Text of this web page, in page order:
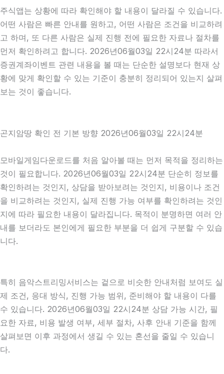
주식앱는 상황에 따라 확인해야 할 내용이 달라질 수 있습니다.
어떤 사람은 빠른 안내를 원하고, 어떤 사람은 조건을 비교하려
고 하며, 또 다른 사람은 실제 진행 전에 필요한 자료나 절차를
먼저 확인하려고 합니다. 2026년06월03일 22시24분 따라서
증권계좌이벤트 관련 내용을 볼 때는 단순한 설명보다 현재 상
황에 맞게 확인할 수 있는 기준이 충분히 정리되어 있는지 살펴
보는 것이 좋습니다.
곤지암땅 확인 전 기본 방향 2026년06월03일 22시24분
모바일게임다운로드를 처음 알아볼 때는 먼저 목적을 정리하는
것이 필요합니다. 2026년06월03일 22시24분 단순히 정보를
확인하려는 것인지, 상담을 받아보려는 것인지, 비용이나 조건
을 비교하려는 것인지, 실제 진행 가능 여부를 확인하려는 것인
지에 따라 필요한 내용이 달라집니다. 목적이 분명하면 여러 안
내를 보더라도 본인에게 필요한 부분을 더 쉽게 구분할 수 있습
니다.
특히 음악스트리밍서비스는 겉으로 비슷한 안내처럼 보여도 실
제 조건, 응대 방식, 진행 가능 범위, 준비해야 할 내용이 다를
수 있습니다. 2026년06월03일 22시24분 상담 가능 시간, 필
요한 자료, 비용 발생 여부, 세부 절차, 사후 안내 기준을 함께
살펴보면 이후 과정에서 생길 수 있는 혼선을 줄일 수 있습니
다.